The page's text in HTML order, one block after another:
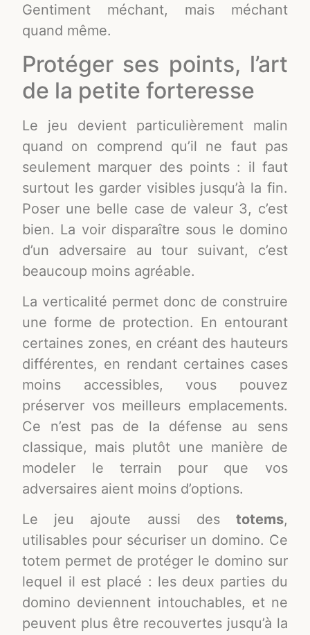
Gentiment méchant, mais méchant
quand même.
Protéger ses points, l’art
de la petite forteresse
Le jeu devient particulièrement malin
quand on comprend qu’il ne faut pas
seulement marquer des points : il faut
surtout les garder visibles jusqu’à la fin.
Poser une belle case de valeur 3, c’est
bien. La voir disparaître sous le domino
d’un adversaire au tour suivant, c’est
beaucoup moins agréable.
La verticalité permet donc de construire
une forme de protection. En entourant
certaines zones, en créant des hauteurs
différentes, en rendant certaines cases
moins accessibles, vous pouvez
préserver vos meilleurs emplacements.
Ce n’est pas de la défense au sens
classique, mais plutôt une manière de
modeler le terrain pour que vos
adversaires aient moins d’options.
Le jeu ajoute aussi des totems,
utilisables pour sécuriser un domino. Ce
totem permet de protéger le domino sur
lequel il est placé : les deux parties du
domino deviennent intouchables, et ne
peuvent plus être recouvertes jusqu’à la